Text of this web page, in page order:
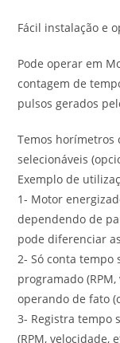
Fácil instalação e
Pode operar em
contagem de
pulsos gerados
Temos horímetros
selecionáveis
Exemplo de
1- Motor
dependendo de
pode diferenciar
2- Só conta
programado
operando de fato
3- Registra tempo
(RPM, velocidade,